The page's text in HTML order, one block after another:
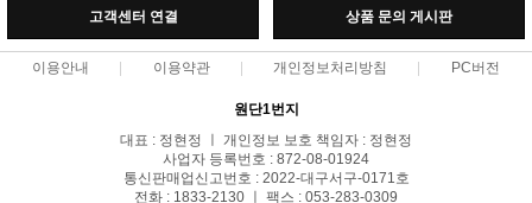
고객센터 연결 상품 문의 게시판
이용안내 이용약관 개인정보처리방침 PC버전
원단1번지
대표 : 정현정 ㅣ 개인정보 보호 책임자 : 정현정
사업자 등록번호 : 872-08-01924
통신판매업신고번호 : 2022-대구서구-0171호
전화 : 1833-2130 ㅣ 팩스 : 053-283-0309